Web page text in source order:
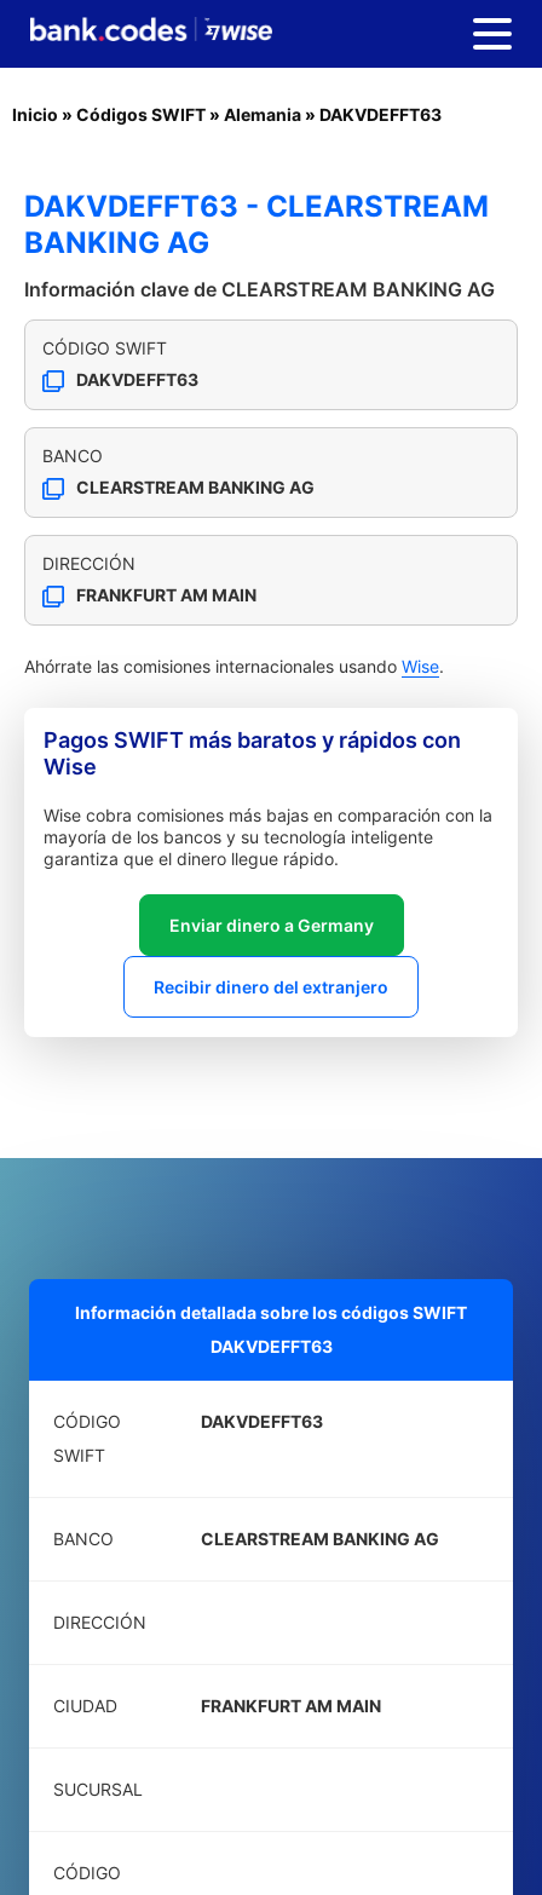
Inicio » Códigos SWIFT » Alemania » DAKVDEFFT63
DAKVDEFFT63 - CLEARSTREAM
BANKING AG
Información clave de CLEARSTREAM BANKING AG
CÓDIGO SWIFT
DAKVDEFFT63
BANCO
CLEARSTREAM BANKING AG
DIRECCIÓN
FRANKFURT AM MAIN
Ahórrate las comisiones internacionales usando Wise.
Pagos SWIFT más baratos y rápidos con
Wise
Wise cobra comisiones más bajas en comparación con la
mayoría de los bancos y su tecnología inteligente
garantiza que el dinero llegue rápido.
Enviar dinero a Germany
Recibir dinero del extranjero
Información detallada sobre los códigos SWIFT
DAKVDEFFT63
CÓDIGO
SWIFT
DAKVDEFFT63
BANCO CLEARSTREAM BANKING AG
DIRECCIÓN
CIUDAD FRANKFURT AM MAIN
SUCURSAL
CÓDIGO